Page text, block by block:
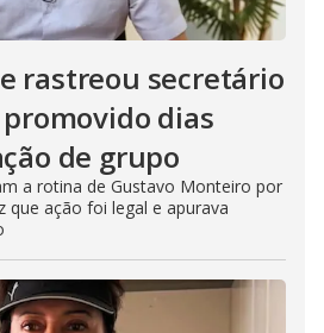
rastreou secretário
dias
de grupo
a rotina de Gustavo Monteiro por
que ação foi legal e apurava